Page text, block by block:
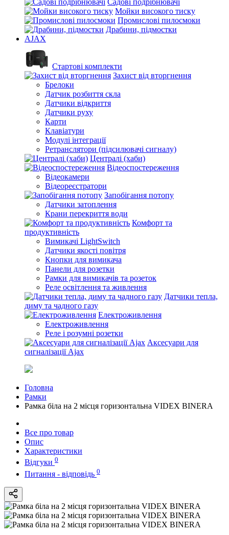
Садові подрібнювачі
Мойки високого тиску
Промислові пилосмоки
Драбини, підмостки
AJAX
Стартові комплекти
Захист від вторгнення
Брелоки
Датчик розбиття скла
Датчики відкриття
Датчики руху
Карти
Клавіатури
Модулі інтеграції
Ретранслятори (підсилювачі сигналу)
Централі (хаби)
Відеоспостереження
Відеокамери
Відеореєстратори
Запобігання потопу
Датчики затоплення
Крани перекриття води
Комфорт та
продуктивність
Вимикачі LightSwitch
Датчики якості повітря
Кнопки для вимикача
Панели для розетки
Рамки для вимикачів та розеток
Реле освітлення та живлення
Датчики тепла,
диму та чадного газу
Електроживлення
Електроживлення
Реле і розумні розетки
Аксесуари для
сигналізації Ajax
Головна
Рамки
Рамка біла на 2 місця горизонтальна VIDEX BINERA
Все про товар
Опис
Характеристики
Відгуки 0
Питання - відповідь 0